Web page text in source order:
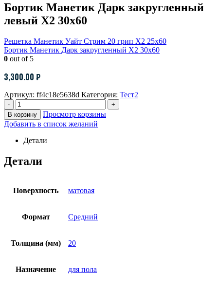
Бортик Манетик Дарк закругленный
левый Х2 30х60
Решетка Манетик Уайт Стрим 20 грип Х2 25х60
Бортик Манетик Дарк закругленный Х2 30х60
0 out of 5
3,300.00 ₽
Артикул: ff4c18e5638d Категория: Тест2
-
+
В корзину
Просмотр корзины
Добавить в список желаний
Детали
Детали
Поверхность матовая
Формат Средний
Толщина (мм) 20
Назначение для пола